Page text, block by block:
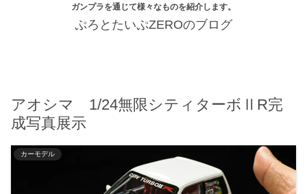
ガンプラを通じて様々なものを紹介します。
ぷろとたいぷZEROのブログ
アオシマ 1/24無限シティターボⅡR完
成写真展示
カーモデル